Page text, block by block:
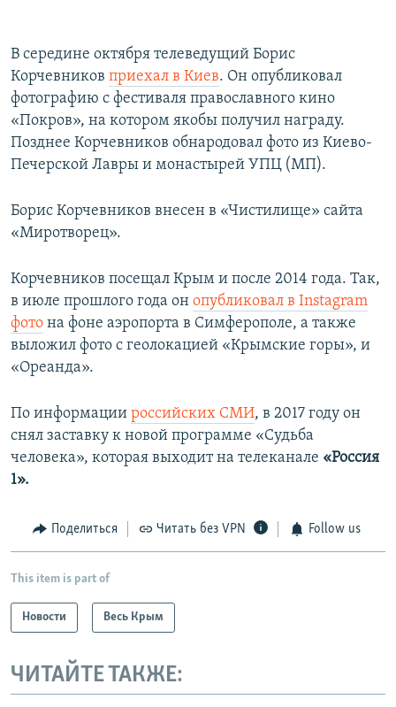
В середине октября телеведущий Борис
Корчевников приехал в Киев. Он опубликовал
фотографию с фестиваля православного кино
«Покров», на котором якобы получил награду.
Позднее Корчевников обнародовал фото из Киево-
Печерской Лавры и монастырей УПЦ (МП).
Борис Корчевников внесен в «Чистилище» сайта
«Миротворец».
Корчевников посещал Крым и после 2014 года. Так,
в июле прошлого года он опубликовал в Instagram
фото на фоне аэропорта в Симферополе, а также
выложил фото с геолокацией «Крымские горы», и
«Ореанда».
По информации российских СМИ, в 2017 году он
снял заставку к новой программе «Судьба
человека», которая выходит на телеканале «Россия
1».
Поделиться Читать без VPN Follow us
This item is part of
Новости Весь Крым
ЧИТАЙТЕ ТАКЖЕ: